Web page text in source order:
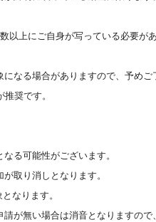
以上にご自身が写っている必要が
なる場合がありますので、予めご
奨です。
る可能性がございます。
取り消しとなります。
なります。
が無い場合は消音となりますの